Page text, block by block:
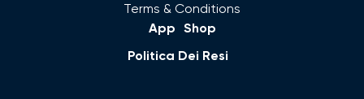
Terms & Conditions
App Shop
Politica Dei Resi